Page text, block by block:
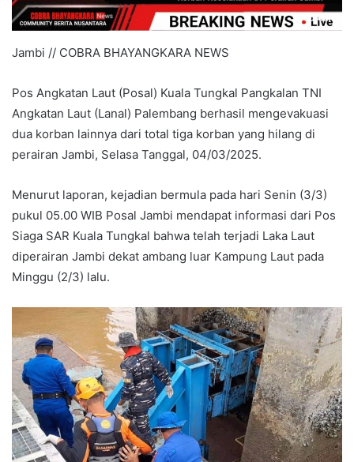
Jambi // COBRA BHAYANGKARA NEWS
Pos Angkatan Laut (Posal) Kuala Tungkal Pangkalan TNI
Angkatan Laut (Lanal) Palembang berhasil mengevakuasi
dua korban lainnya dari total tiga korban yang hilang di
perairan Jambi, Selasa Tanggal, 04/03/2025.
Menurut laporan, kejadian bermula pada hari Senin (3/3)
pukul 05.00 WIB Posal Jambi mendapat informasi dari Pos
Siaga SAR Kuala Tungkal bahwa telah terjadi Laka Laut
diperairan Jambi dekat ambang luar Kampung Laut pada
Minggu (2/3) lalu.